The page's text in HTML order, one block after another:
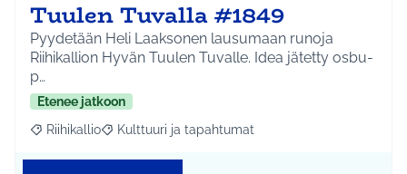
Tuulen Tuvalla #1849
Pyydetään Heli Laaksonen lausumaan runoja
Riihikallion Hyvän Tuulen Tuvalle. Idea jätetty osbu-
p…
Etenee jatkoon
Rajaa tulokset aihepiirin mukaan: Riihikallio
Riihikallio Rajaa tulokset teeman mukaan: Kulttuuri ja
Kulttuuri ja tapahtumat